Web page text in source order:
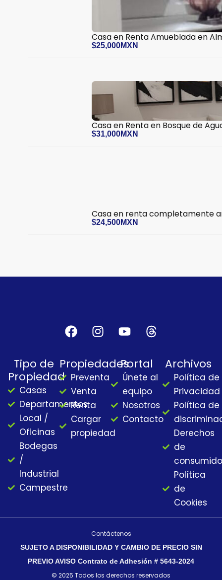
Casa en Renta Amueblada en
$25,000MXN
Casa en Renta en Bosque de
$31,000MXN
Casa en renta completamente
$24,500MXN
F
a
e
b
o
o
k
I
s
t
a
a
m
Y
u
t
u
b
e
T
h
r
e
a
d
s
Tipo de
Propiedad
Casas
Departamentos
Local /
Oficinas
Bodegas
/
Industrial
Campestre
Propiedades
Preventa
Venta
Renta
Cargar
propiedad
Portal
Únete al
equipo
Nosotros
Contacto
Archivos
Política de
Privacidad
Política de
Derechos
de
Política
de
Cookies
© 2025 Todos los derechos reservados
SUJETO A DISPONIBILIDAD Y CAMBIO DE PRECIO SIN
PREVIO AVISO Contrato de Adhesión # 5643-2024
Contáctenos